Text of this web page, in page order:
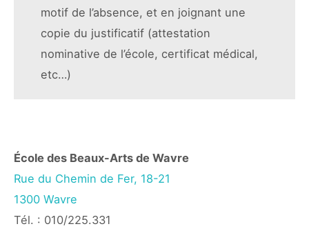
motif de l’absence, et en joignant une
copie du justificatif (attestation
nominative de l’école, certificat médical,
etc…)
École des Beaux-Arts de Wavre
Rue du Chemin de Fer, 18-21
1300 Wavre
Tél. : 010/225.331